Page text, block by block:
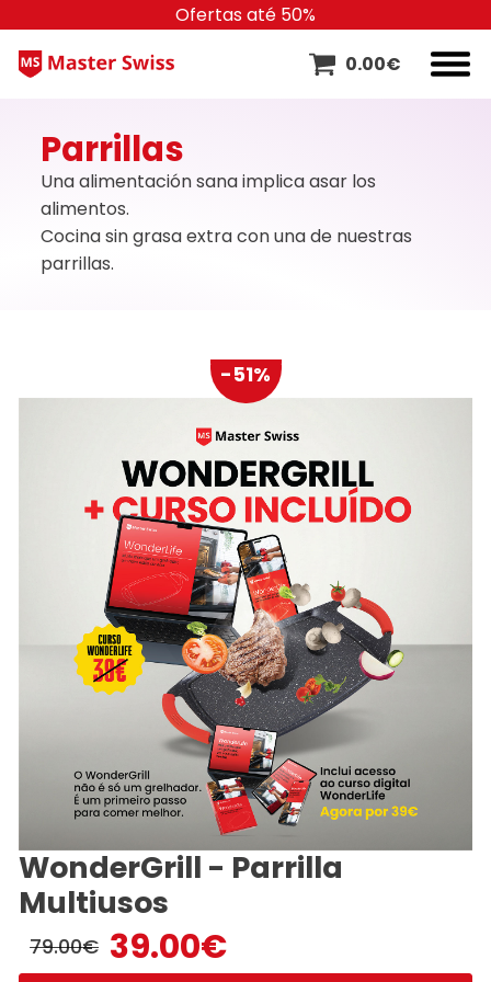
Ofertas até 50%
0.00€
Parrillas
Una alimentación sana implica asar los
alimentos.
Cocina sin grasa extra con una de nuestras
parrillas.
-51%
WonderGrill - Parrilla
Multiusos
79.00€
El
39.00€
El